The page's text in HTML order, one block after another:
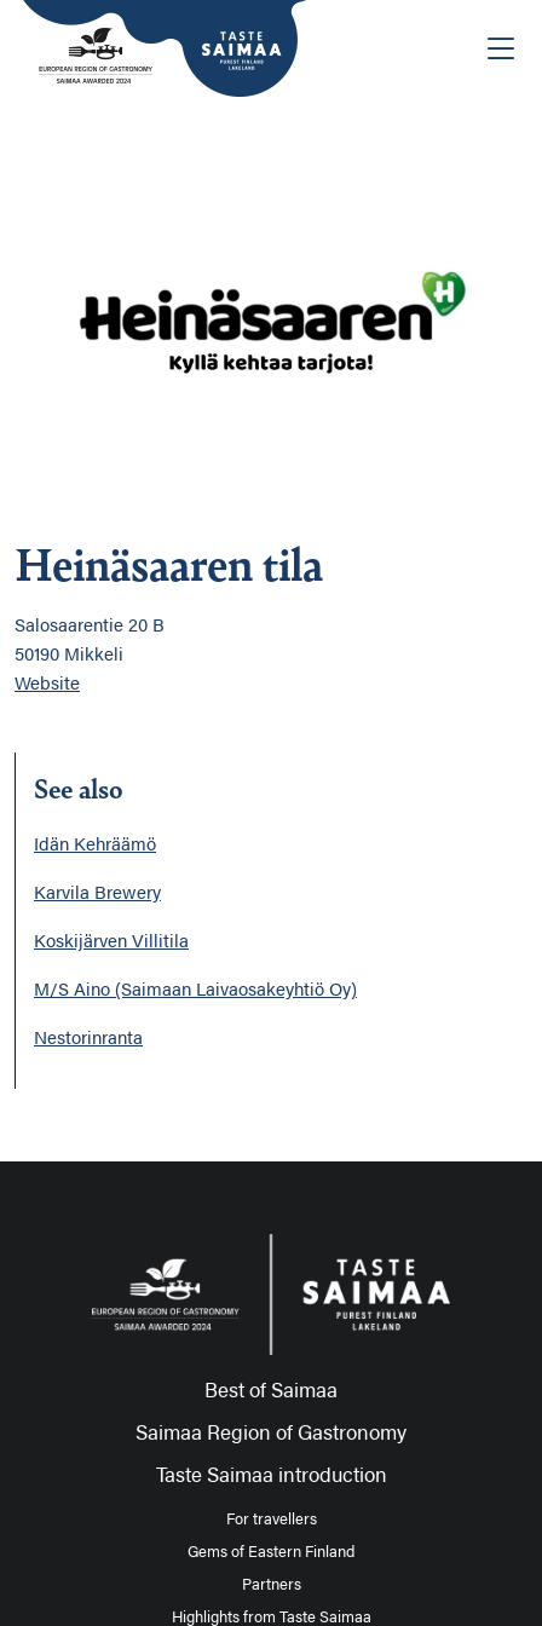
Heinäsaaren tila
Salosaarentie 20 B
50190 Mikkeli
Website
See also
Idän Kehräämö
Karvila Brewery
Koskijärven Villitila
M/S Aino (Saimaan Laivaosakeyhtiö Oy)
Nestorinranta
Best of Saimaa
Saimaa Region of Gastronomy
Taste Saimaa introduction
For travellers
Gems of Eastern Finland
Partners
Highlights from Taste Saimaa